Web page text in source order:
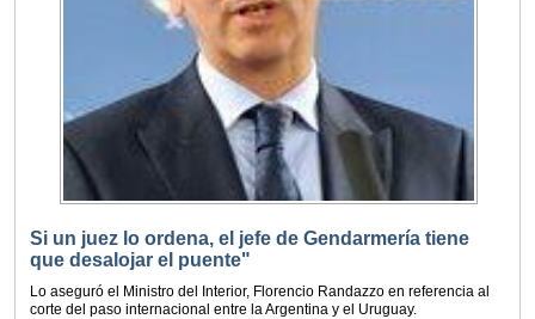
Si un juez lo ordena, el jefe de Gendarmería tiene
que desalojar el puente"
Lo aseguró el Ministro del Interior, Florencio Randazzo en referencia al
corte del paso internacional entre la Argentina y el Uruguay.